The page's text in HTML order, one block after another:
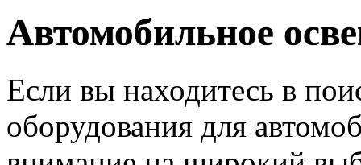
Автомобильное
Если вы находитесь в
оборудования для